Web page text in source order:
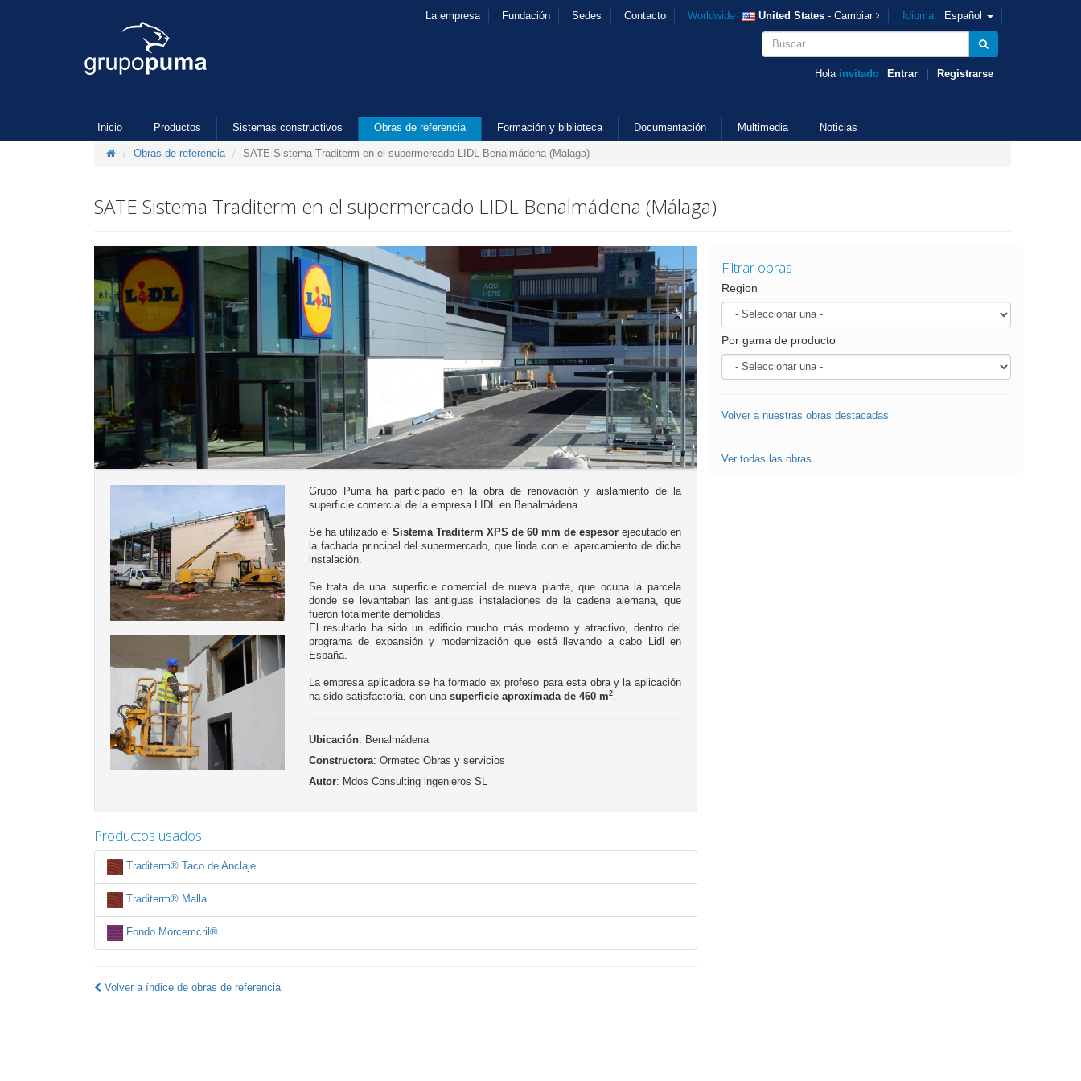
La empresa Fundación Sedes Contacto Worldwide United States - Cambiar Idioma: Español
Hola invitado Entrar Registrarse
Inicio Productos Sistemas constructivos Obras de referencia Formación y biblioteca Documentación Multimedia Noticias
Obras de referencia SATE Sistema Traditerm en el supermercado LIDL Benalmádena (Málaga)
SATE Sistema Traditerm en el supermercado LIDL Benalmádena (Málaga)
Grupo Puma ha participado en la obra de renovación y aislamiento de la
superficie comercial de la empresa LIDL en Benalmádena.
Se ha utilizado el Sistema Traditerm XPS de 60 mm de espesorejecutado en
la fachada principal del supermercado, que linda con el aparcamiento de dicha
instalación.
Se trata de una superficie comercial de nueva planta, que ocupa la parcela
donde se levantaban las antiguas instalaciones de la cadena alemana, que
fueron totalmente demolidas.
El resultado ha sido un edificio mucho más moderno y atractivo, dentro del
programa de expansión y modernización que está llevando a cabo Lidl en
España.
La empresa aplicadora se ha formado ex profeso para esta obra y la aplicación
ha sido satisfactoria, con una superficie aproximada de 460 m2.
Ubicación: Benalmádena
Constructora: Ormetec Obras y servicios
Autor: Mdos Consulting ingenieros SL
Productos usados
Traditerm® Taco de Anclaje
Traditerm® Malla
Fondo Morcemcril®
Volver a índice de obras de referencia
Filtrar obras
Region
Por gama de producto
Volver a nuestras obras destacadas
Ver todas las obras